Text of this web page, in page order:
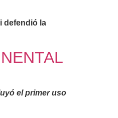
defendió la
el primer uso